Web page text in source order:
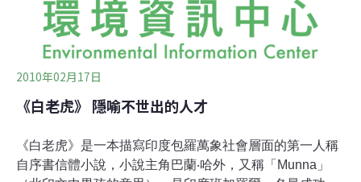
斤，主要分佈於俄羅斯的西伯利亞以南、北韓以及中國東
北等地。由於棲
2010年02月17日
《白老虎》 隱喻不世出的人才
《白老虎》是一本描寫印度包羅萬象社會層面的第一人稱
自序書信體小說，小說主角巴蘭‧哈外，又稱「Munna」